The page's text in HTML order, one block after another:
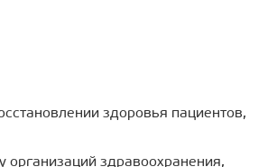
здоровья пациентов,
организаций здравоохранения,